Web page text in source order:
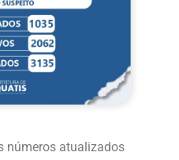
números atualizados